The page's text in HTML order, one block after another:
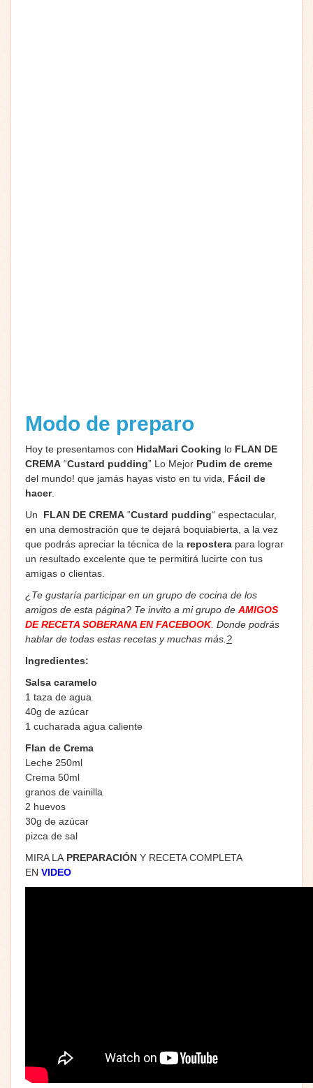
Modo de preparo
Hoy te presentamos con HidaMari Cooking lo FLAN DE
CREMA “Custard pudding” Lo Mejor Pudim de creme
del mundo! que jamás hayas visto en tu vida, Fácil de
hacer.
Un FLAN DE CREMA “Custard pudding“ espectacular,
en una demostración que te dejará boquiabierta, a la vez
que podrás apreciar la técnica de la repostera para lograr
un resultado excelente que te permitirá lucirte con tus
amigas o clientas.
¿Te gustaría participar en un grupo de cocina de los
amigos de esta página? Te invito a mi grupo de AMIGOS
DE RECETA SOBERANA EN FACEBOOK. Donde podrás
hablar de todas estas recetas y muchas más. ?
Ingredientes:
Salsa caramelo
1 taza de agua
40g de azúcar
1 cucharada agua caliente
Flan de Crema
Leche 250ml
Crema 50ml
granos de vainilla
2 huevos
30g de azúcar
pizca de sal
MIRA LA PREPARACIÓN Y RECETA COMPLETA
EN VIDEO